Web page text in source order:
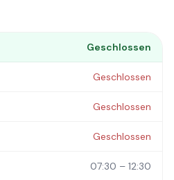
Geschlossen
Geschlossen
Geschlossen
Geschlossen
07:30 – 12:30